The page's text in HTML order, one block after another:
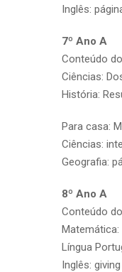
Inglês:
7º Ano A
Conteúdo
Ciências:
História:
Para casa:
Ciências:
Geografia:
8º Ano A
Conteúdo
Matemática:
Língua
Inglês: